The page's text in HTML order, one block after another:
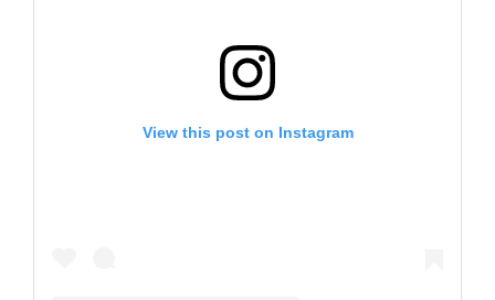
View this post on Instagram